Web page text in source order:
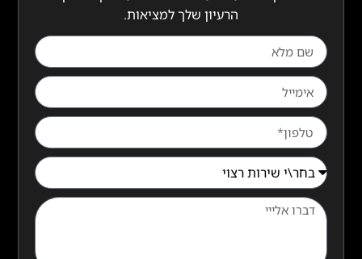
הרעיון שלך למציאות.